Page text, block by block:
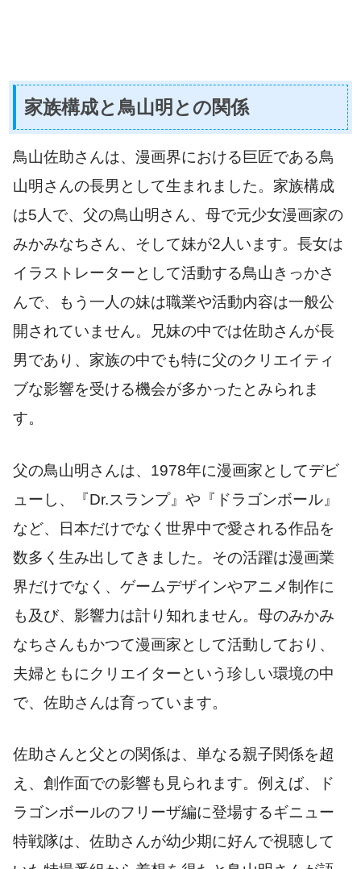
家族構成と鳥山明との関係
鳥山佐助さんは、漫画界における巨匠である鳥
山明さんの長男として生まれました。家族構成
は5人で、父の鳥山明さん、母で元少女漫画家の
みかみなちさん、そして妹が2人います。長女は
イラストレーターとして活動する鳥山きっかさ
んで、もう一人の妹は職業や活動内容は一般公
開されていません。兄妹の中では佐助さんが長
男であり、家族の中でも特に父のクリエイティ
ブな影響を受ける機会が多かったとみられま
す。
父の鳥山明さんは、1978年に漫画家としてデビ
ューし、『Dr.スランプ』や『ドラゴンボール』
など、日本だけでなく世界中で愛される作品を
数多く生み出してきました。その活躍は漫画業
界だけでなく、ゲームデザインやアニメ制作に
も及び、影響力は計り知れません。母のみかみ
なちさんもかつて漫画家として活動しており、
夫婦ともにクリエイターという珍しい環境の中
で、佐助さんは育っています。
佐助さんと父との関係は、単なる親子関係を超
え、創作面での影響も見られます。例えば、ド
ラゴンボールのフリーザ編に登場するギニュー
特戦隊は、佐助さんが幼少期に好んで視聴して